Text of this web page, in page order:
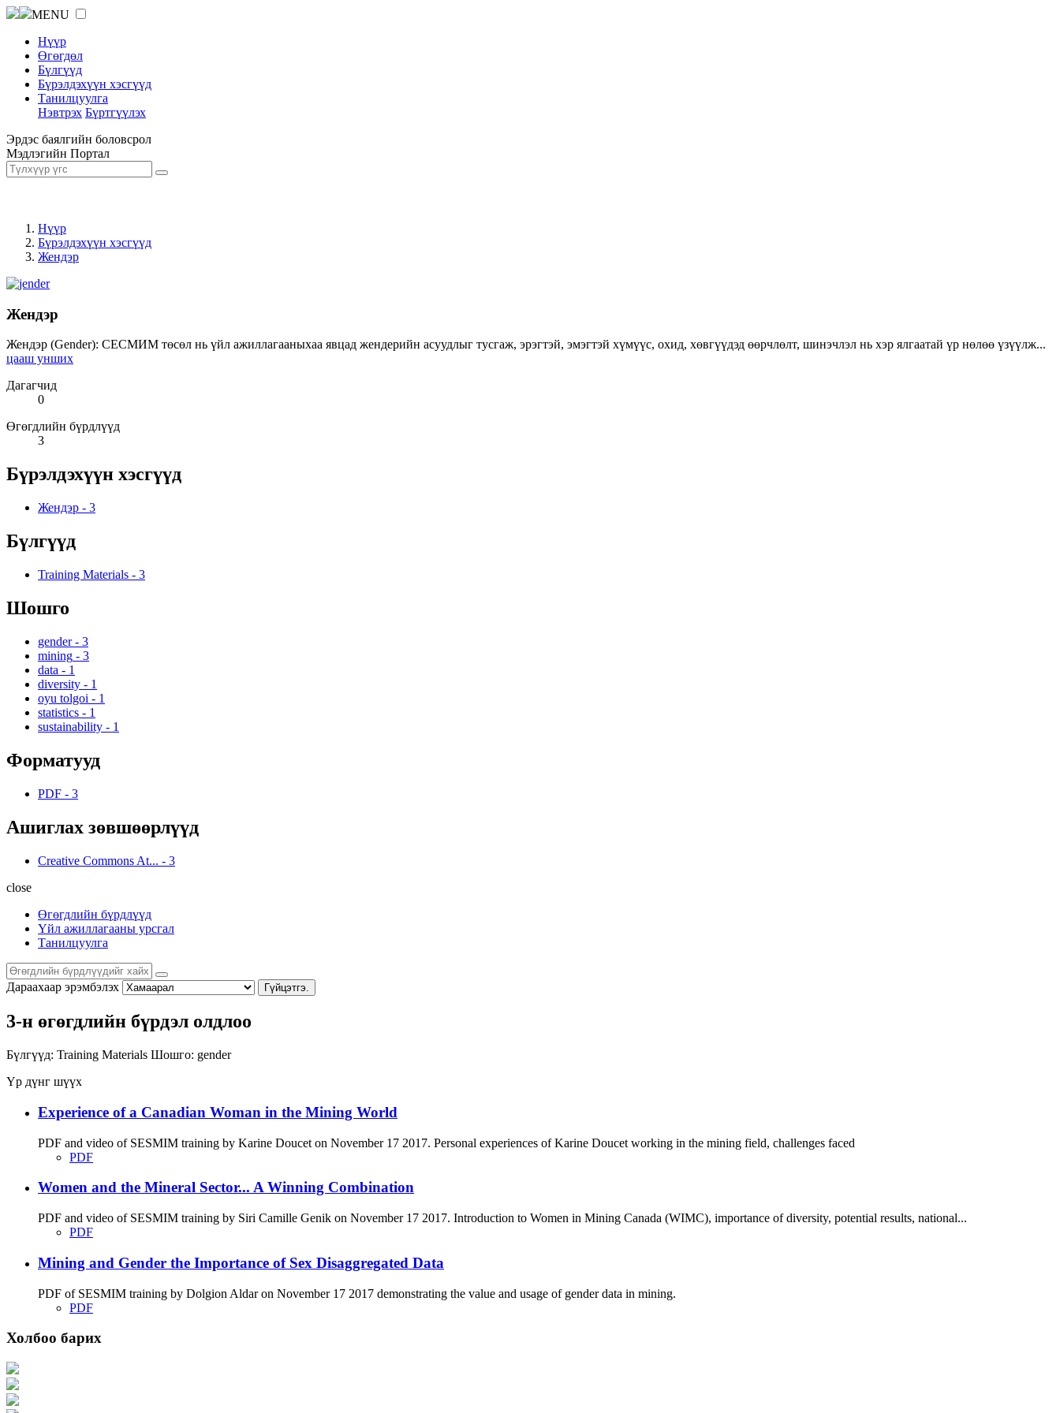
MENU
Нүүр
Өгөгдөл
Бүлгүүд
Бүрэлдэхүүн хэсгүүд
Танилцуулга
Нэвтрэх Бүртгүүлэх
Эрдэс баялгийн боловсрол
Мэдлэгийн Портал
Нүүр
Бүрэлдэхүүн хэсгүүд
Жендэр
Жендэр
Жендэр (Gender): СЕСМИМ төсөл нь үйл ажиллагааныхаа явцад жендерийн асуудлыг тусгаж, эрэгтэй, эмэгтэй хүмүүс, охид, хөвгүүдэд өөрчлөлт, шинэчлэл нь хэр ялгаатай үр нөлөө үзүүлж...
цааш унших
Дагагчид
0
Өгөгдлийн бүрдлүүд
3
Бүрэлдэхүүн хэсгүүд
Жендэр - 3
Бүлгүүд
Training Materials - 3
Шошго
gender - 3
mining - 3
data - 1
diversity - 1
oyu tolgoi - 1
statistics - 1
sustainability - 1
Форматууд
PDF - 3
Ашиглах зөвшөөрлүүд
Creative Commons At... - 3
close
Өгөгдлийн бүрдлүүд
Үйл ажиллагааны урсгал
Танилцуулга
Дараахаар эрэмбэлэх Гүйцэтгэ.
3-н өгөгдлийн бүрдэл олдлоо
Бүлгүүд: Training Materials Шошго: gender
Үр дүнг шүүх
Experience of a Canadian Woman in the Mining World
PDF and video of SESMIM training by Karine Doucet on November 17 2017. Personal experiences of Karine Doucet working in the mining field, challenges faced
PDF
Women and the Mineral Sector... A Winning Combination
PDF and video of SESMIM training by Siri Camille Genik on November 17 2017. Introduction to Women in Mining Canada (WIMC), importance of diversity, potential results, national...
PDF
Mining and Gender the Importance of Sex Disaggregated Data
PDF of SESMIM training by Dolgion Aldar on November 17 2017 demonstrating the value and usage of gender data in mining.
PDF
Холбоо барих